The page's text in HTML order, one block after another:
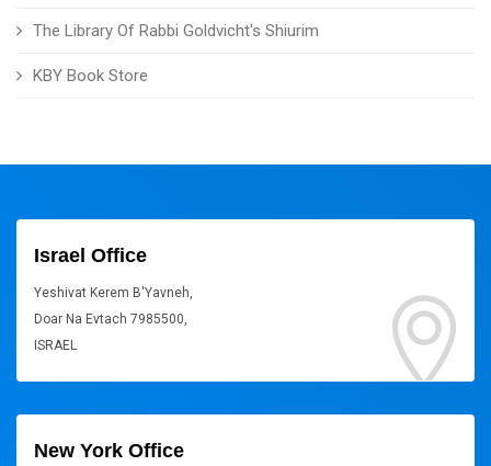
The Library Of Rabbi Goldvicht's Shiurim
KBY Book Store
Israel Office
Yeshivat Kerem B'Yavneh,
Doar Na Evtach 7985500,
ISRAEL
New York Office